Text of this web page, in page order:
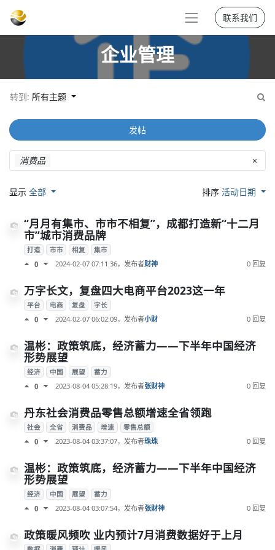
联系我们
企业管理
转到: 所有主题
消费品 ×
发帖
显示 全部 排序活动日期
“月月有集市、市市不相复”，成都打造新“十二月
市”城市消费品牌
打造 市市 相复 集市
0 2024-02-07 07:11:36，发布者财神 0 回复
万字长文，复盘四大电商平台2023这一年
平台 电商 复盘 字长
0 2024-02-07 06:02:09，发布者小财 0 回复
温彬：政策筑底，经济蓄力——下半年中国经济
形势展望
经济 中国 展望 蓄力
0 2023-08-04 05:28:19，发布者张财神 0 回复
丹东社会消费品零售总额增速全省领跑
社会 全省 消费品 增速 零售总额
0 2023-08-04 03:37:07，发布者珠珠 0 回复
温彬：政策筑底，经济蓄力——下半年中国经济
形势展望
经济 中国 展望 蓄力
0 2023-08-04 03:07:54，发布者张财神 0 回复
政策暖风频吹 业内预计7月消费数据好于上月